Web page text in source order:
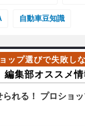
自動車豆知識
編集部オススメ情
れる！ プロショ